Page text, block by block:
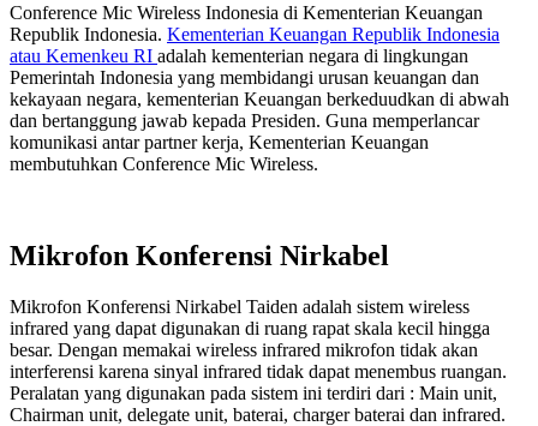
Conference Mic Wireless Indonesia di Kementerian Keuangan
Republik Indonesia. Kementerian Keuangan Republik Indonesia
atau Kemenkeu RI adalah kementerian negara di lingkungan
Pemerintah Indonesia yang membidangi urusan keuangan dan
kekayaan negara, kementerian Keuangan berkeduudkan di abwah
dan bertanggung jawab kepada Presiden. Guna memperlancar
komunikasi antar partner kerja, Kementerian Keuangan
membutuhkan Conference Mic Wireless.
Mikrofon Konferensi Nirkabel
Mikrofon Konferensi Nirkabel Taiden adalah sistem wireless
infrared yang dapat digunakan di ruang rapat skala kecil hingga
besar. Dengan memakai wireless infrared mikrofon tidak akan
interferensi karena sinyal infrared tidak dapat menembus ruangan.
Peralatan yang digunakan pada sistem ini terdiri dari : Main unit,
Chairman unit, delegate unit, baterai, charger baterai dan infrared.